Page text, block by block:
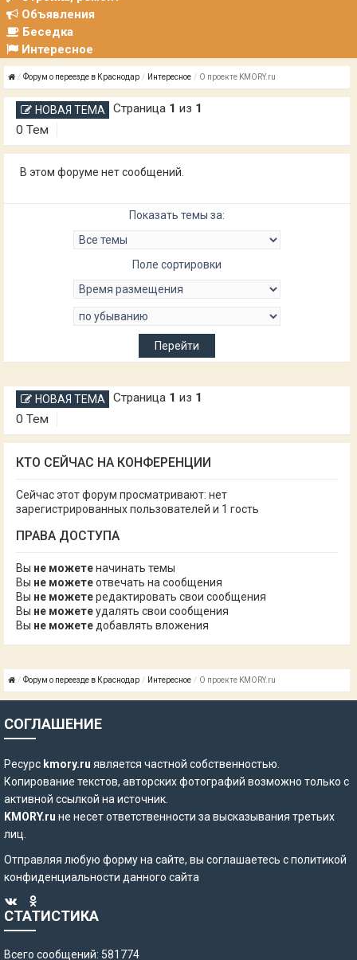
Объявления
Беседка
Интересное
Форум о переезде в Краснодар Интересное О проекте KMORY.ru
НОВАЯ ТЕМА
0 Тем
Страница 1 из 1
В этом форуме нет сообщений.
Показать темы за:
Поле сортировки
НОВАЯ ТЕМА
0 Тем
Страница 1 из 1
КТО СЕЙЧАС НА КОНФЕРЕНЦИИ
Сейчас этот форум просматривают: нет
зарегистрированных пользователей и 1 гость
ПРАВА ДОСТУПА
Вы не можетеначинать темы
Вы не можетеотвечать на сообщения
Вы не можетередактировать свои сообщения
Вы не можетеудалять свои сообщения
Вы не можете добавлять вложения
Форум о переезде в Краснодар Интересное О проекте KMORY.ru
СОГЛАШЕНИЕ
Ресурс kmory.ru является частной собственностью.
Копирование текстов, авторских фотографий возможно только с
активной ссылкой на источник.
KMORY.ru не несет ответственности за высказывания третьих
лиц.
Отправляя любую форму на сайте, вы соглашаетесь сполитикой
конфиденциальности данного сайта
СТАТИСТИКА
Всего сообщений: 581774